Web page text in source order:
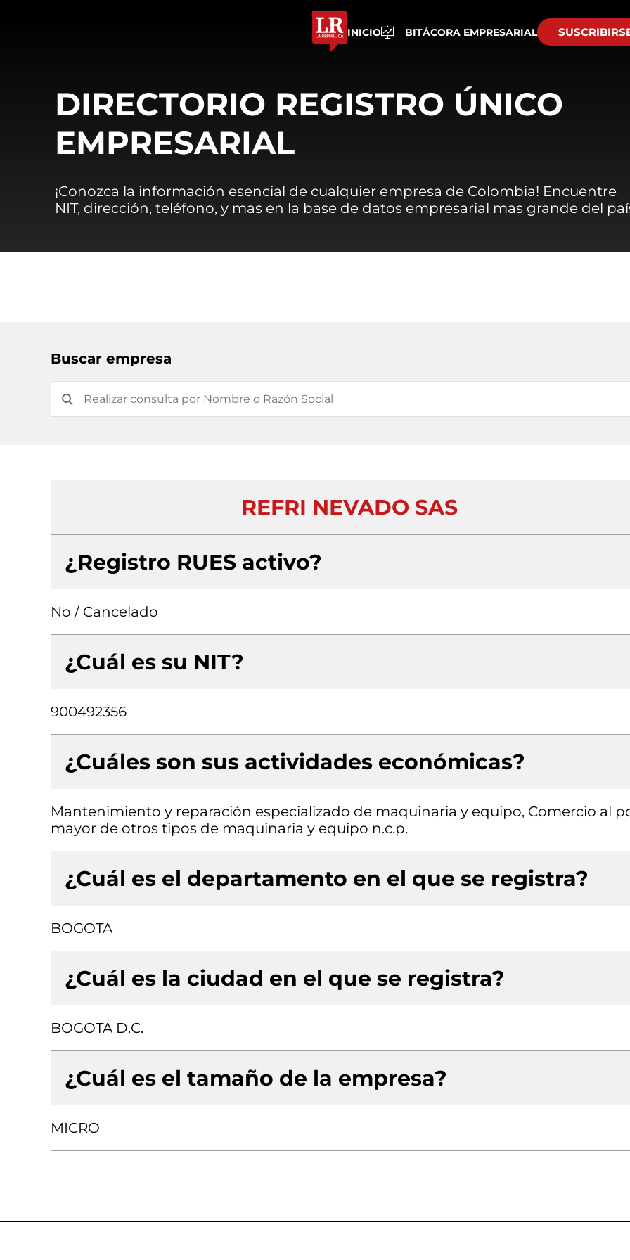
INICIO BITÁCORA EMPRESARIAL
DIRECTORIO REGISTRO ÚNICO
EMPRESARIAL
¡Conozca la información esencial de cualquier empresa de Colombia! Encuentre
NIT, dirección, teléfono, y mas en la base de datos empresarial mas grande del
Buscar empresa
REFRI NEVADO SAS
¿Registro RUES activo?
No / Cancelado
¿Cuál es su NIT?
900492356
¿Cuáles son sus actividades económicas?
Mantenimiento y reparación especializado de maquinaria y equipo, Comercio al
mayor de otros tipos de maquinaria y equipo n.c.p.
¿Cuál es el departamento en el que se registra?
BOGOTA
¿Cuál es la ciudad en el que se registra?
BOGOTA D.C.
¿Cuál es el tamaño de la empresa?
MICRO